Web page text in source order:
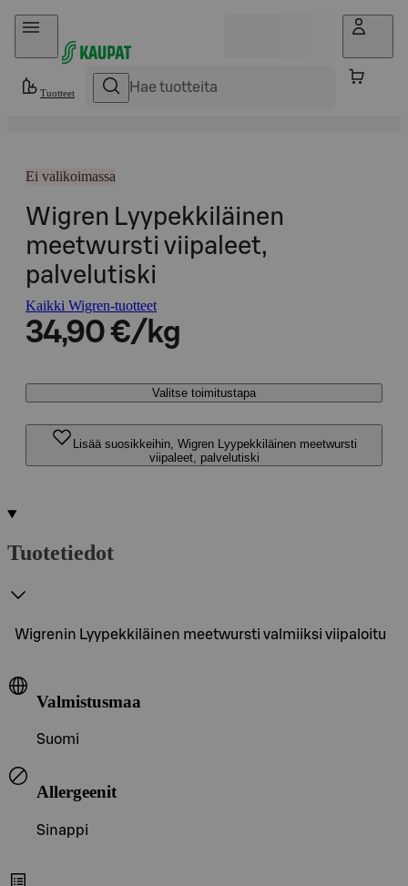
Hyppää sisältöön
Tuotteet
Ei valikoimassa
Wigren Lyypekkiläinen
meetwursti viipaleet,
palvelutiski
Kaikki Wigren-tuotteet
34,90 €/kg
Valitse toimitustapa
Lisää suosikkeihin, Wigren Lyypekkiläinen meetwursti
viipaleet, palvelutiski
Tuotetiedot
Wigrenin Lyypekkiläinen meetwursti valmiiksi viipaloitu
Valmistusmaa
Suomi
Allergeenit
Sinappi